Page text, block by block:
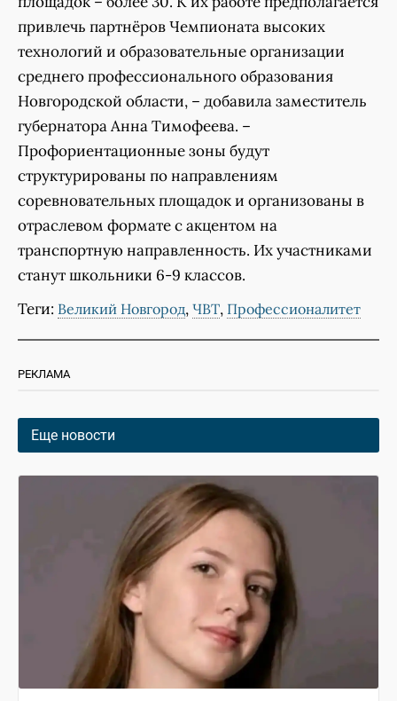
привлечь партнёров Чемпионата высоких
технологий и образовательные организации
среднего профессионального образования
Новгородской области, – добавила заместитель
губернатора Анна Тимофеева. –
Профориентационные зоны будут
структурированы по направлениям
соревновательных площадок и организованы в
отраслевом формате с акцентом на
транспортную направленность. Их участниками
станут школьники 6-9 классов.
Теги: Великий Новгород, ЧВТ, Профессионалитет
РЕКЛАМА
Еще новости